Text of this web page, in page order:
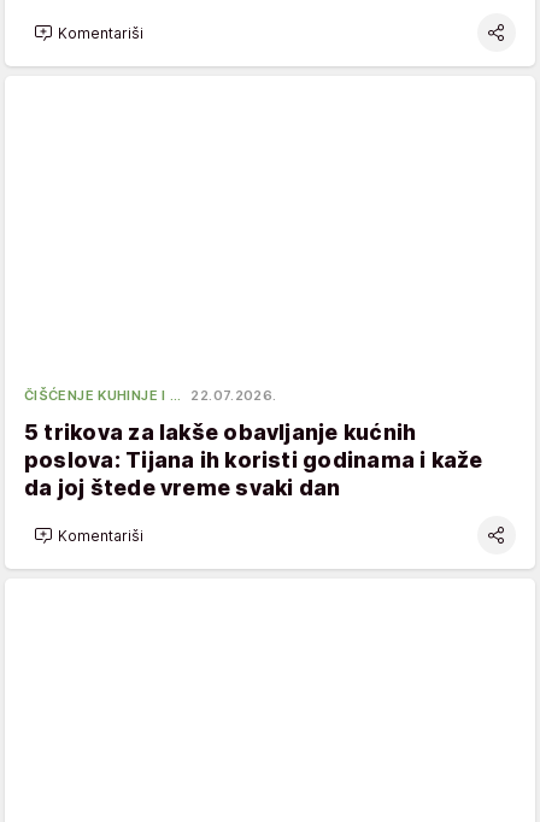
Komentariši
ČIŠĆENJE KUHINJE I … 22.07.2026.
5 trikova za lakše obavljanje kućnih
poslova: Tijana ih koristi godinama i kaže
da joj štede vreme svaki dan
Komentariši